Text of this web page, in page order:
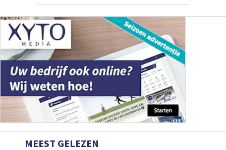
MEEST GELEZEN